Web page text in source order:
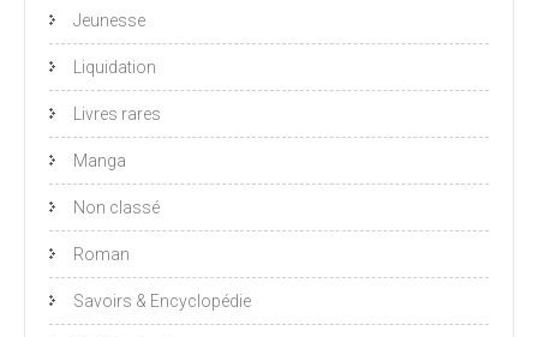
Jeunesse
Liquidation
Livres rares
Manga
Non classé
Roman
Savoirs & Encyclopédie